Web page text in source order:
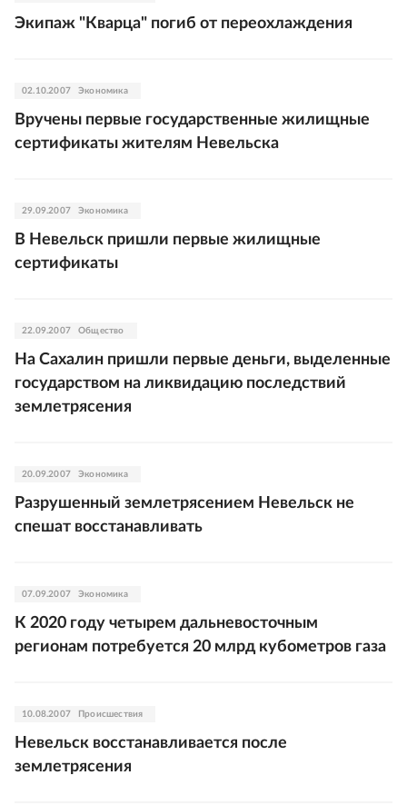
Экипаж "Кварца" погиб от переохлаждения
02.10.2007 Экономика
Вручены первые государственные жилищные
сертификаты жителям Невельска
29.09.2007 Экономика
В Невельск пришли первые жилищные
сертификаты
22.09.2007 Общество
На Сахалин пришли первые деньги, выделенные
государством на ликвидацию последствий
землетрясения
20.09.2007 Экономика
Разрушенный землетрясением Невельск не
спешат восстанавливать
07.09.2007 Экономика
К 2020 году четырем дальневосточным
регионам потребуется 20 млрд кубометров газа
10.08.2007 Происшествия
Невельск восстанавливается после
землетрясения